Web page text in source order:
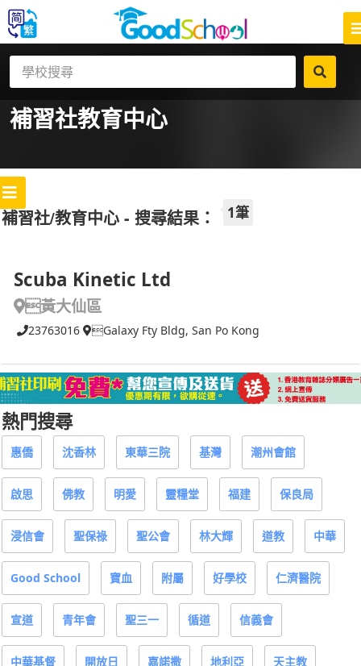
補習社教育中心
補習社/教育中心 - 搜尋結果： 1筆
Scuba Kinetic Ltd
黃大仙區
23763016 Galaxy Fty Bldg, San Po Kong
熱門搜尋
惠僑 沈香林 東華三院 基灣 潮州會館
啟思 佛教 明愛 靈糧堂 福建 保良局
浸信會 聖保祿 聖公會 林大輝 道教 中華
Good School 寶血 附屬 好學校 仁濟醫院
宣道 青年會 聖三一 循道 信義會
中華基督 開放日 嘉諾撒 地利亞 天主教